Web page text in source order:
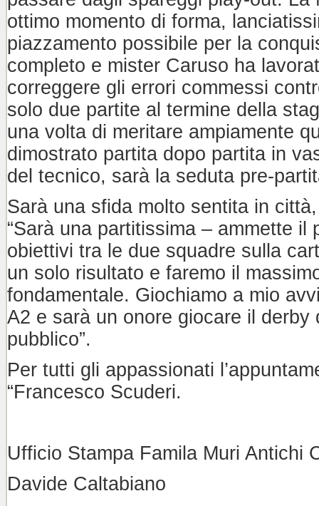
ottimo momento di forma,
piazzamento possibile per la
completo e mister Caruso ha
correggere gli errori commessi
solo due partite al termine della
una volta di meritare ampiamente
dimostrato partita dopo partita in
del tecnico, sarà la seduta pre-
Sarà una sfida molto sentita in
“Sarà una partitissima – ammette
obiettivi tra le due squadre sulla
un solo risultato e faremo il
fondamentale. Giochiamo a mio
A2 e sarà un onore giocare il
pubblico”.
Per tutti gli appassionati
“Francesco Scuderi.
Ufficio Stampa Famila Muri Antichi
Davide Caltabiano